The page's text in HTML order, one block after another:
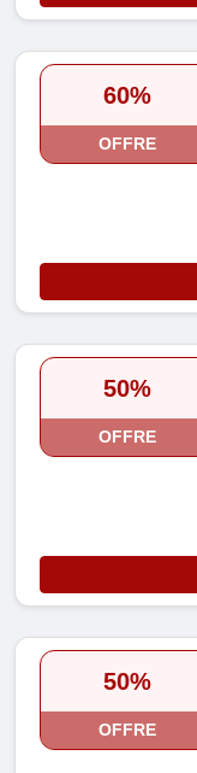
60%
OFFRE
50%
OFFRE
50%
OFFRE